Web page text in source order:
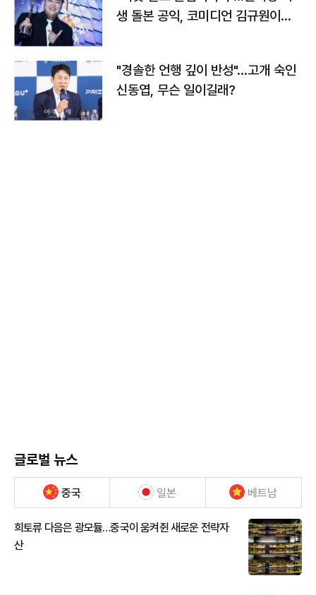
생 돌본 공익, 코미디언 김규원이었
"경솔한 언행 깊이 반성"…고개 숙인
신동엽, 무슨 일이길래?
글로벌 뉴스
중국 일본 베트남
희토류 다음은 광모듈…중국이 움켜쥔 새로운 전략자
산